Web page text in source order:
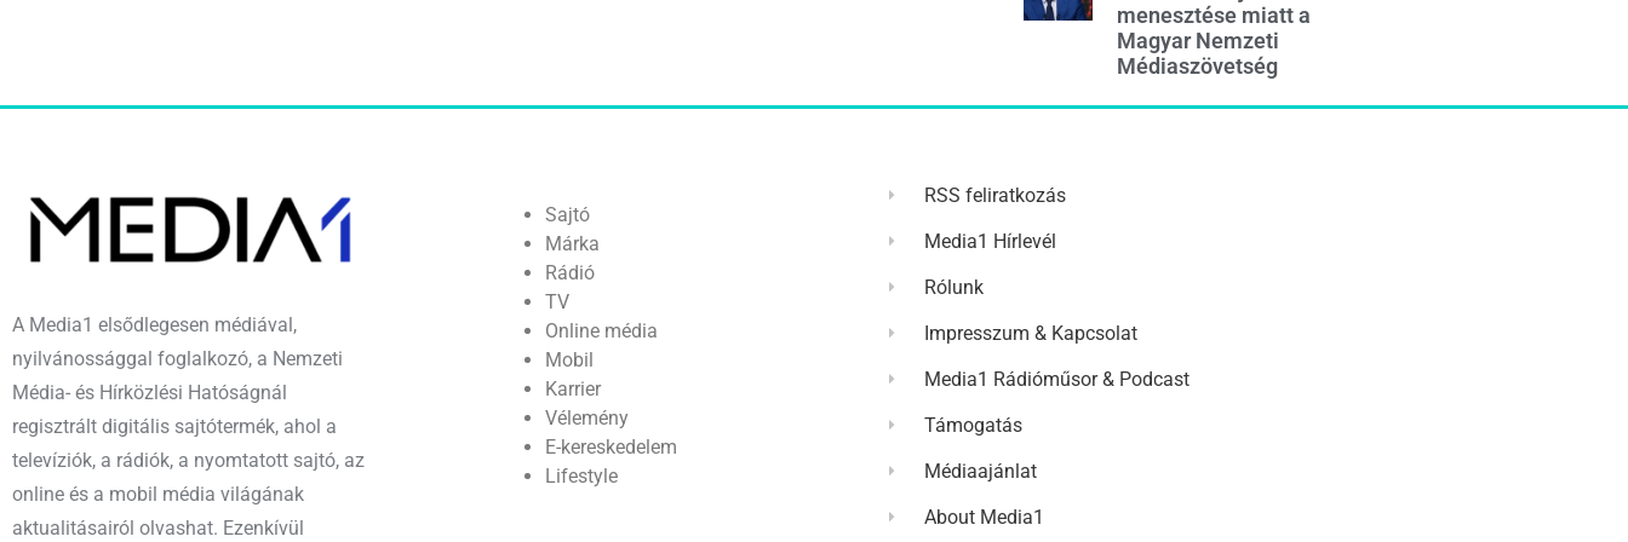
menesztése miatt a
Magyar Nemzeti
Médiaszövetség
A Media1 elsődlegesen médiával,
nyilvánossággal foglalkozó, a Nemzeti
Média- és Hírközlési Hatóságnál
regisztrált digitális sajtótermék, ahol a
televíziók, a rádiók, a nyomtatott sajtó, az
online és a mobil média világának
aktualitásairól olvashat. Ezenkívül
Sajtó
Márka
Rádió
TV
Online média
Mobil
Karrier
Vélemény
E-kereskedelem
Lifestyle
RSS feliratkozás
Media1 Hírlevél
Rólunk
Impresszum & Kapcsolat
Media1 Rádióműsor & Podcast
Támogatás
Médiaajánlat
About Media1